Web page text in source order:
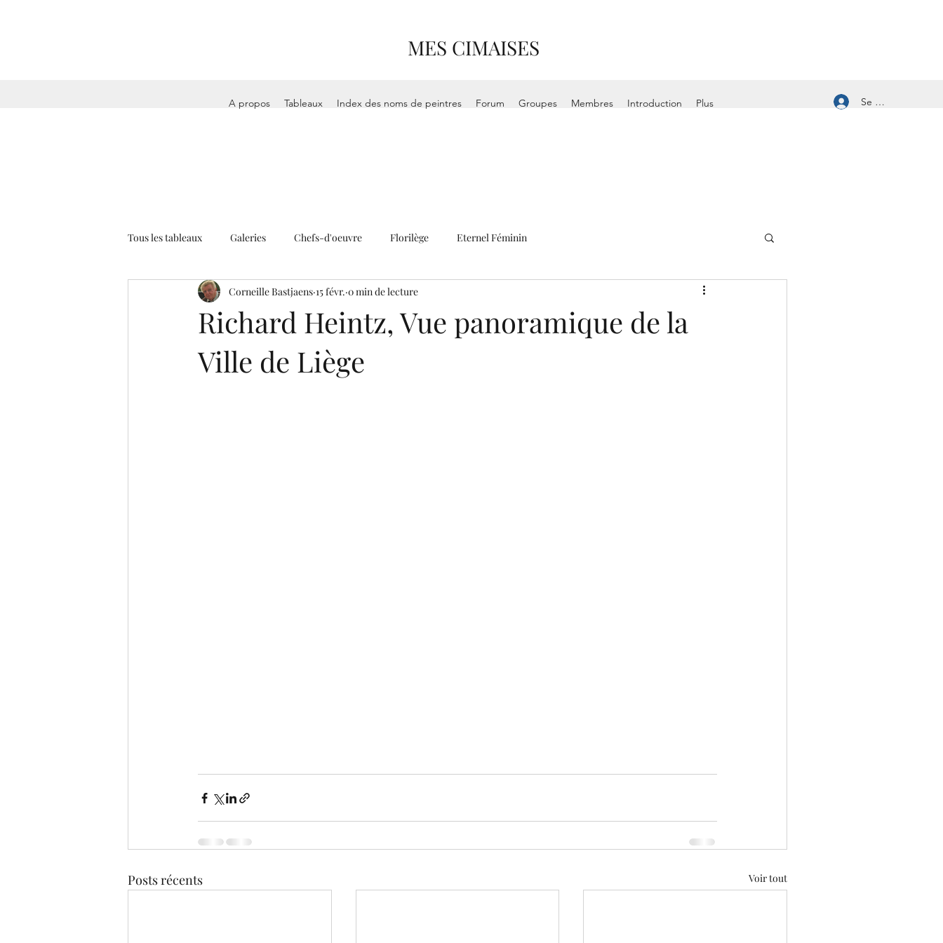
MES CIMAISES
A propos Tableaux Index des noms de peintres Forum Groupes Membres Introduction Plus Se connecter
Tous les tableaux Galeries Chefs-d'oeuvre Florilège Eternel Féminin
Richard Heintz, Vue panoramique de la
Ville de Liège
Corneille Bastjaens 15 févr. 0 min de lecture
Posts récents Voir tout